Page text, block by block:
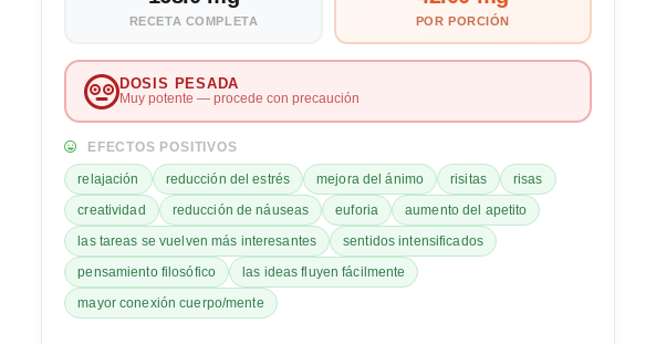
RECETA COMPLETA POR PORCIÓN
DOSIS PESADA
Muy potente — procede con precaución
EFECTOS POSITIVOS
relajación reducción del estrés mejora del ánimo risitas
risas
creatividad
reducción de náuseas euforia
aumento del apetito
las tareas se vuelven más interesantes
sentidos intensificados
pensamiento filosófico
las ideas fluyen fácilmente
mayor conexión cuerpo/mente